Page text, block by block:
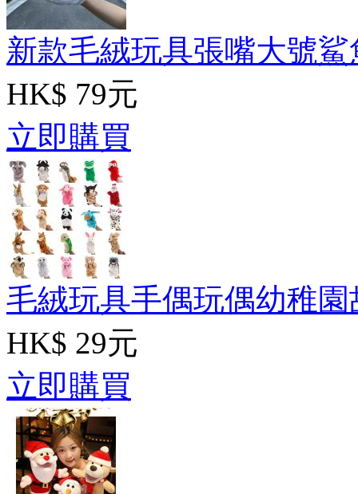
新款毛絨玩具張嘴大號
HK$ 79元
立即購買
毛絨玩具手偶玩偶幼稚
HK$ 29元
立即購買